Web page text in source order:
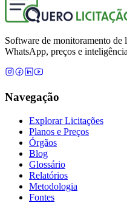
Software de monitoramento de
WhatsApp, preços e
Navegação
Explorar Licitações
Planos e Preços
Órgãos
Blog
Glossário
Relatórios
Metodologia
Fontes